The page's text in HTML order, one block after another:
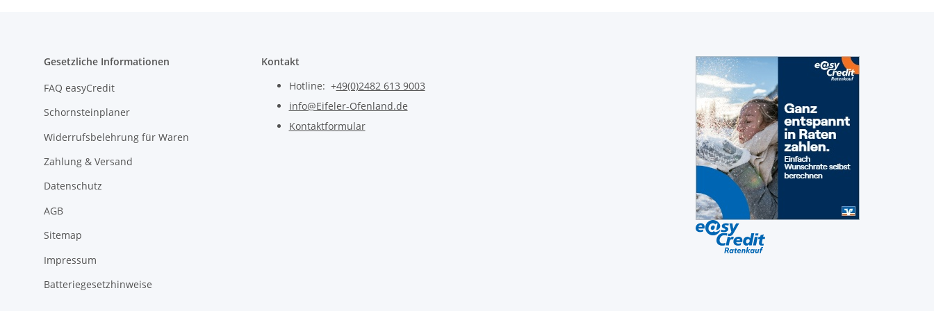
Gesetzliche Informationen
FAQ easyCredit
Schornsteinplaner
Widerrufsbelehrung für Waren
Zahlung & Versand
Datenschutz
AGB
Sitemap
Impressum
Batteriegesetzhinweise
Kontakt
Hotline: +49(0)2482 613 9003
info@Eifeler-Ofenland.de
Kontaktformular